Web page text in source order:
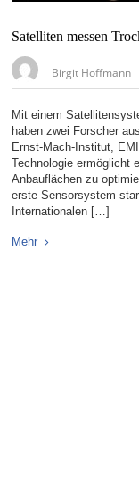
Satelliten messen
Birgit Hoffmann
Mit einem
haben zwei Forscher
Ernst-Mach-Institut,
Technologie ermöglicht
Anbauflächen zu
erste Sensorsystem
Internationalen […]
Mehr